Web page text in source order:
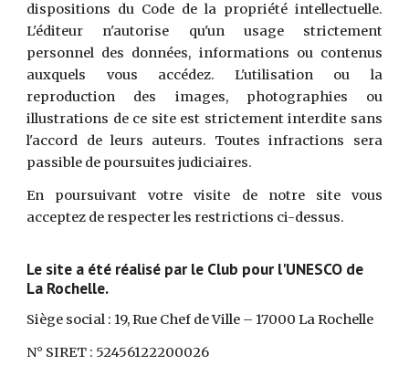
dispositions du Code de la propriété intellectuelle.
L'éditeur n'autorise qu'un usage strictement
personnel des données, informations ou contenus
auxquels vous accédez. L'utilisation ou la
reproduction des images, photographies ou
illustrations de ce site est strictement interdite sans
l'accord de leurs auteurs. Toutes infractions sera
passible de poursuites judiciaires.
En poursuivant votre visite de notre site vous
acceptez de respecter les restrictions ci-dessus.
Le site a été réalisé par le Club pour l'UNESCO de
La Rochelle.
Siège social : 19, Rue Chef de Ville – 17000 La Rochelle
N° SIRET : 52456122200026